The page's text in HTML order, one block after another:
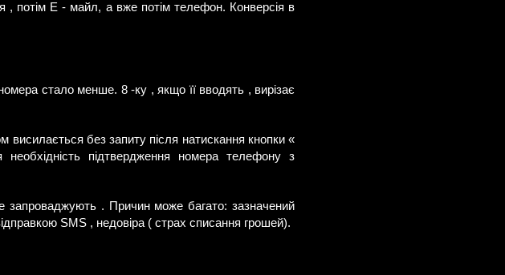
, потім Е - майл, а вже потім телефон. Конверсія в
стало менше. 8 -ку , якщо її вводять , вирізає
без запиту після натискання кнопки «
підтвердження номера телефону з
запроваджують . Причин може багато: зазначений
SMS , недовіра ( страх списання грошей).